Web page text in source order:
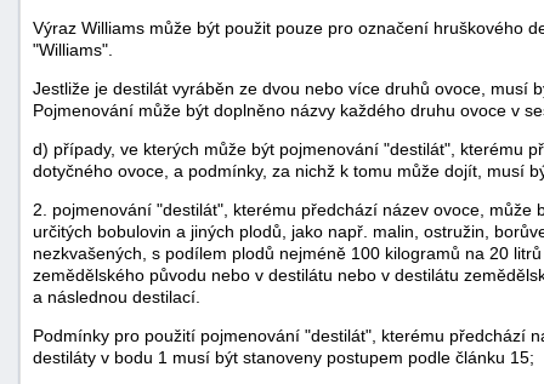
Výraz Williams může být použit pouze pro označení hruškového
"Williams".
Jestliže je destilát vyráběn ze dvou nebo více druhů ovoce, musí
Pojmenování může být doplněno názvy každého druhu ovoce v
d) případy, ve kterých může být pojmenování "destilát", kterému
dotyčného ovoce, a podmínky, za nichž k tomu může dojít, musí
2. pojmenování "destilát", kterému předchází název ovoce, může
určitých bobulovin a jiných plodů, jako např. malin, ostružin,
nezkvašených, s podílem plodů nejméně 100 kilogramů na 20
zemědělského původu nebo v destilátu nebo v destilátu
a následnou destilací.
Podmínky pro použití pojmenování "destilát", kterému předchází
destiláty v bodu 1 musí být stanoveny postupem podle článku 15;